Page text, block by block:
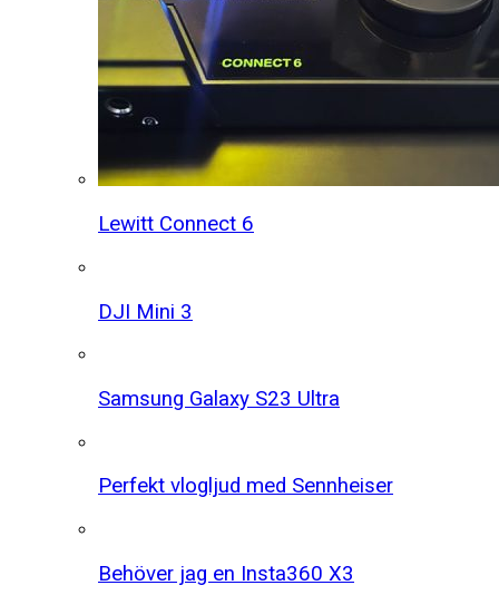
Lewitt Connect 6
DJI Mini 3
Samsung Galaxy S23 Ultra
Perfekt vlogljud med Sennheiser
Behöver jag en Insta360 X3